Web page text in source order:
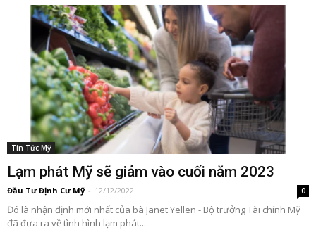
Tin Tức Mỹ
Lạm phát Mỹ sẽ giảm vào cuối năm 2023
Đầu Tư Định Cư Mỹ - 12/12/2022 0
Đó là nhận định mới nhất của bà Janet Yellen - Bộ trưởng Tài chính Mỹ
đã đưa ra về tình hình lạm phát...